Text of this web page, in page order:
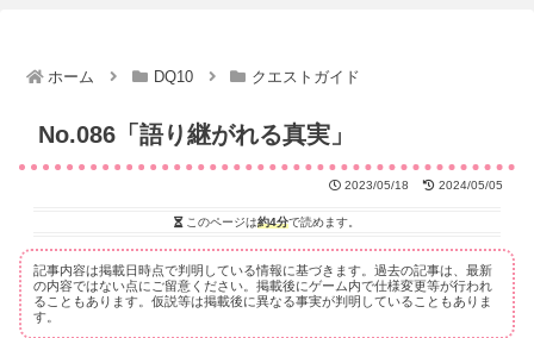
ホーム DQ10 クエストガイド
No.086「語り継がれる真実」
2023/05/18 2024/05/05
このページは約4分で読めます。
記事内容は掲載日時点で判明している情報に基づきます。過去の記事は、最新
の内容ではない点にご留意ください。掲載後にゲーム内で仕様変更等が行われ
ることもあります。仮説等は掲載後に異なる事実が判明していることもありま
す。